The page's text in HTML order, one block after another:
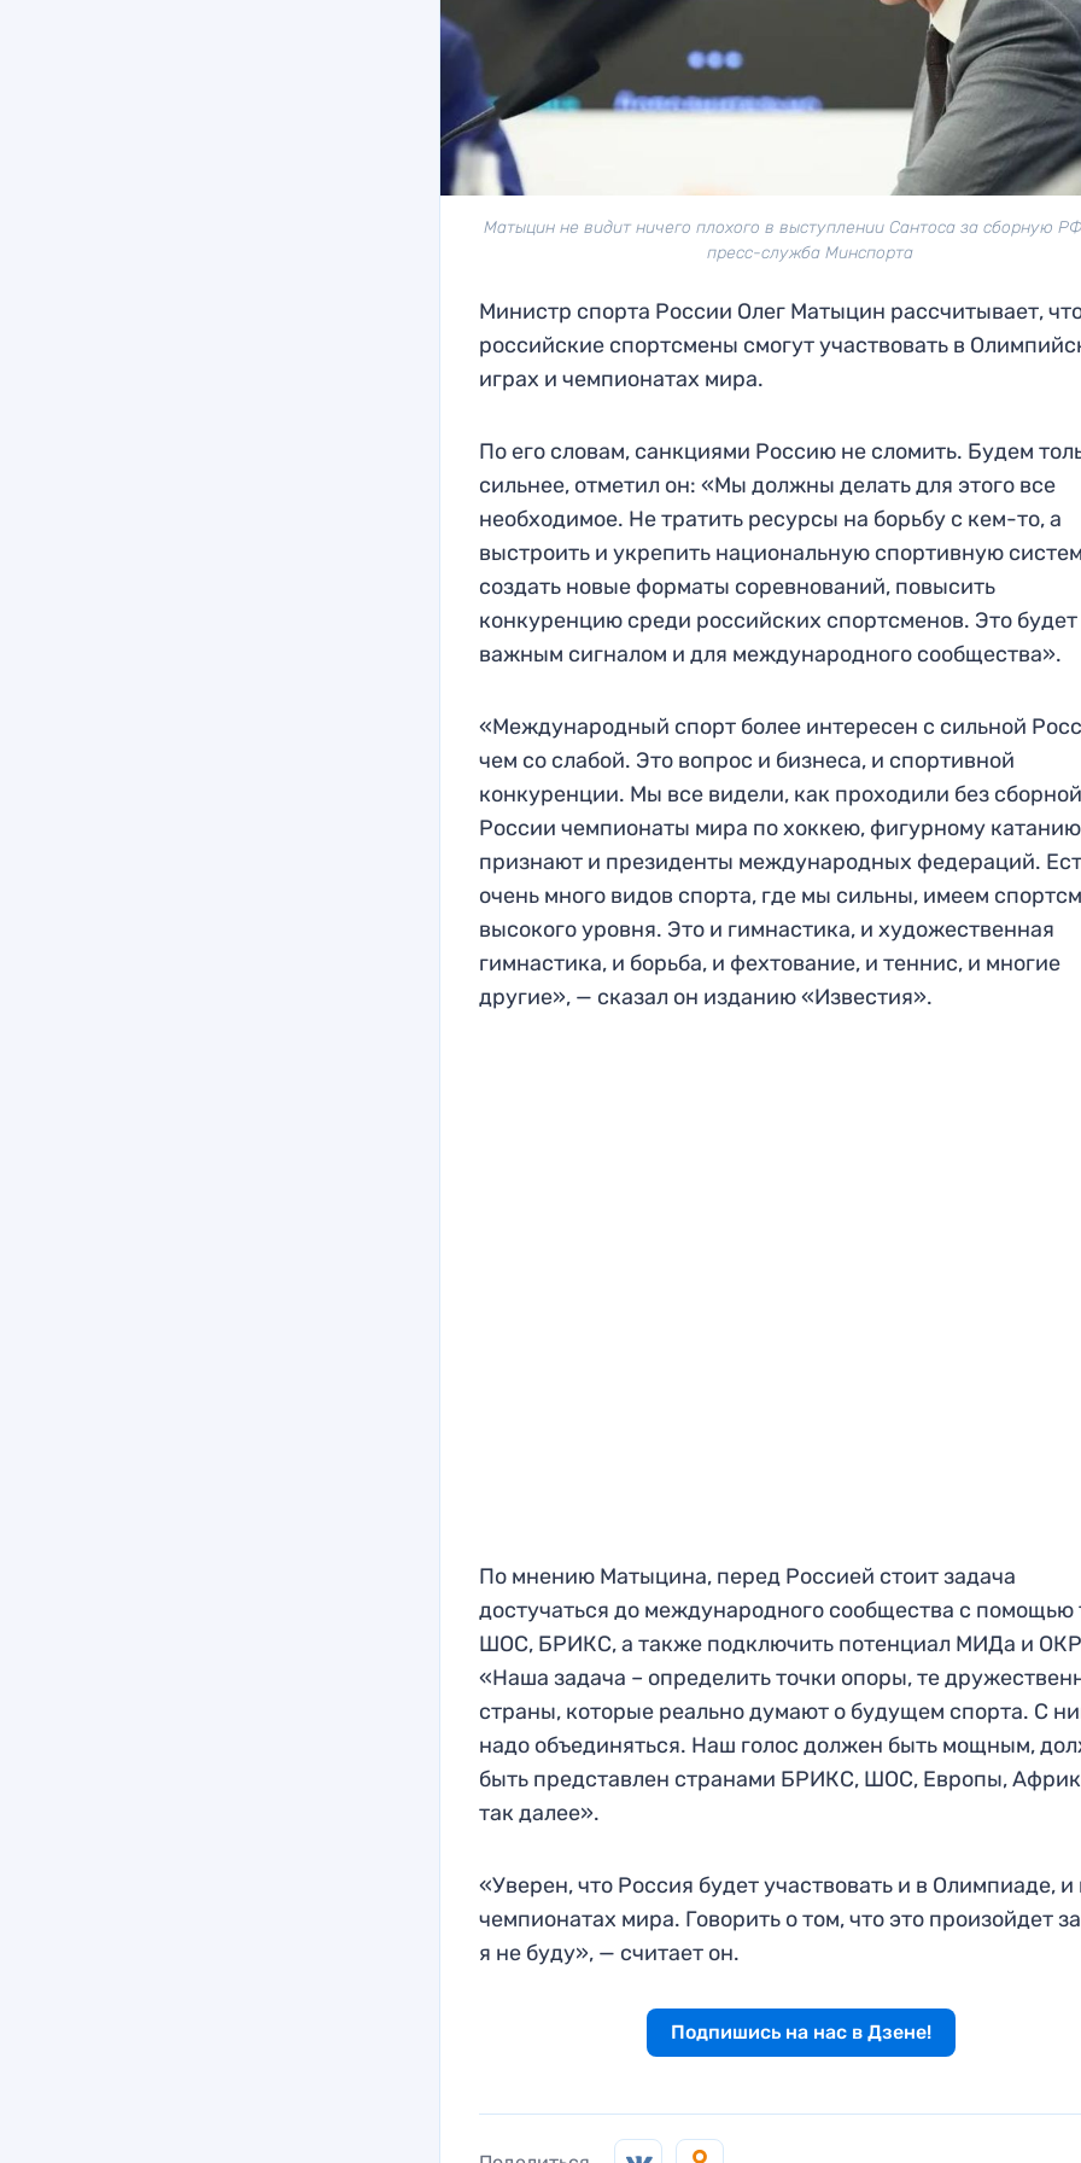
Матыцин не видит ничего плохого в выступлении Сантоса за сборную
пресс-служба Минспорта
Министр спорта России Олег Матыцин рассчитывает,
российские спортсмены смогут участвовать в
играх и чемпионатах мира.
По его словам, санкциями Россию не сломить. Будем
сильнее, отметил он: «Мы должны делать для этого все
необходимое. Не тратить ресурсы на борьбу с кем-то, а
выстроить и укрепить национальную спортивную
создать новые форматы соревнований, повысить
конкуренцию среди российских спортсменов. Это будет
важным сигналом и для международного сообщества».
«Международный спорт более интересен с сильной
чем со слабой. Это вопрос и бизнеса, и спортивной
конкуренции. Мы все видели, как проходили без сборной
России чемпионаты мира по хоккею, фигурному
признают и президенты международных федераций.
очень много видов спорта, где мы сильны, имеем
высокого уровня. Это и гимнастика, и художественная
гимнастика, и борьба, и фехтование, и теннис, и многие
другие», — сказал он изданию «Известия».
По мнению Матыцина, перед Россией стоит задача
достучаться до международного сообщества с помощью
ШОС, БРИКС, а также подключить потенциал МИДа и
«Наша задача – определить точки опоры, те
страны, которые реально думают о будущем спорта. С
надо объединяться. Наш голос должен быть мощным,
быть представлен странами БРИКС, ШОС, Европы,
так далее».
«Уверен, что Россия будет участвовать и в Олимпиаде, и
чемпионатах мира. Говорить о том, что это произойдет
я не буду», — считает он.
Подпишись на нас в Дзене!